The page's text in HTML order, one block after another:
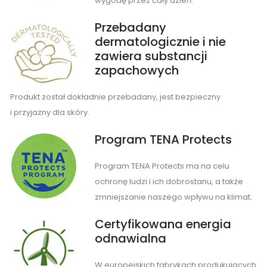
Przebadany
dermatologicznie i nie
zawiera substancji
zapachowych
Produkt został dokładnie przebadany, jest bezpieczny
i przyjazny dla skóry.
Program TENA Protects
Program TENA Protects ma na celu
ochronę ludzi i ich dobrostanu, a także
zmniejszanie naszego wpływu na klimat.
Certyfikowana energia
odnawialna